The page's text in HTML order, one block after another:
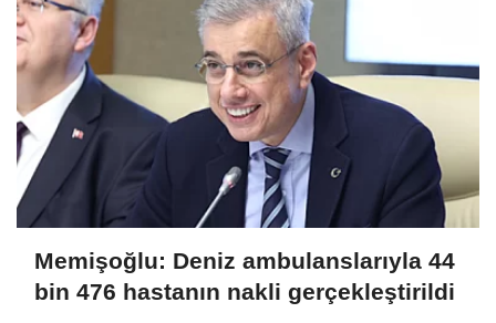
Memişoğlu: Deniz ambulanslarıyla 44
bin 476 hastanın nakli gerçekleştirildi